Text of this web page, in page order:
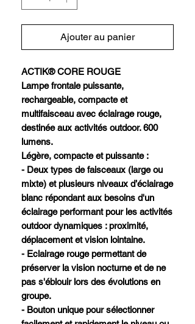
Ajouter au panier
ACTIK® CORE ROUGE
Lampe frontale puissante,
rechargeable, compacte et
multifaisceau avec éclairage rouge,
destinée aux activités outdoor. 600
lumens.
Légère, compacte et puissante :
- Deux types de faisceaux (large ou
mixte) et plusieurs niveaux d’éclairage
blanc répondant aux besoins d'un
éclairage performant pour les activités
outdoor dynamiques : proximité,
déplacement et vision lointaine.
- Eclairage rouge permettant de
préserver la vision nocturne et de ne
pas s'éblouir lors des évolutions en
groupe.
- Bouton unique pour sélectionner